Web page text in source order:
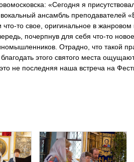
«Сегодня я
ансамбль преподавателей
то свое, оригинальное в
почерпнув для себя что-то
Отрадно, что такой
этого святого места
не последняя наша встреча на